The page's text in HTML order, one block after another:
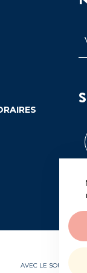
AVEC LE SOUTIEN